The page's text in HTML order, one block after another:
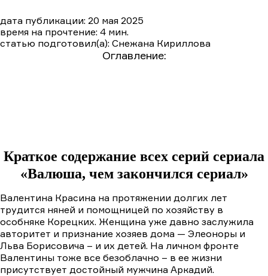
дата публикации: 20 мая 2025
время на прочтение: 4 мин.
статью подготовил(а): Снежана Кириллова
Оглавление:
Краткое содержание всех серий сериала
«Валюша, чем закончился сериал»
Валентина Красина на протяжении долгих лет
трудится няней и помощницей по хозяйству в
особняке Корецких. Женщина уже давно заслужила
авторитет и признание хозяев дома — Элеоноры и
Льва Борисовича – и их детей. На личном фронте
Валентины тоже все безоблачно – в ее жизни
присутствует достойный мужчина Аркадий.